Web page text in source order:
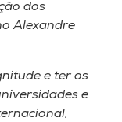
dos
Alexandre
e ter os
e